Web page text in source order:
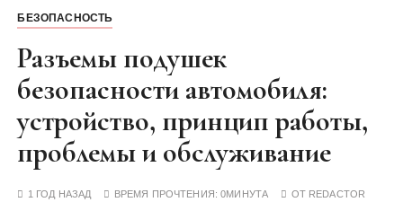
БЕЗОПАСНОСТЬ
Разъемы подушек
безопасности автомобиля:
устройство, принцип работы,
проблемы и обслуживание
1 ГОД НАЗАД ВРЕМЯ ПРОЧТЕНИЯ:0МИНУТА ОТ REDACTOR